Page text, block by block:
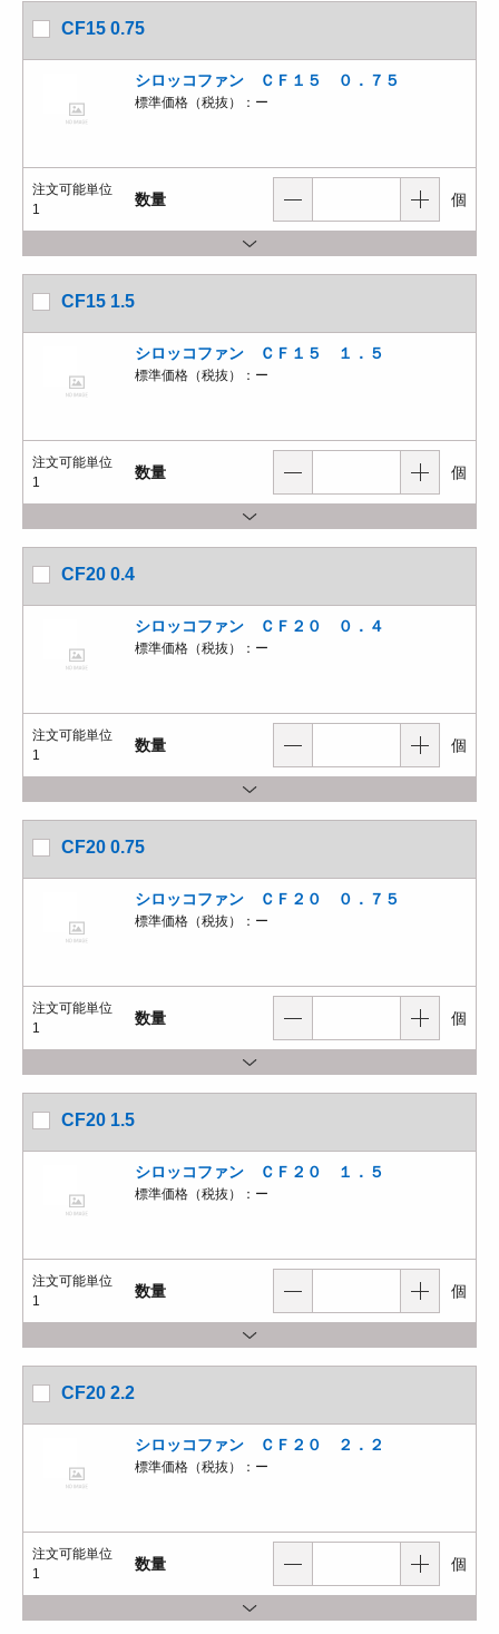
CF15 0.75
シロッコファン ＣＦ１５ ０．７５
標準価格（税抜）： ー
注文可能単位
1
数量 個
CF15 1.5
シロッコファン ＣＦ１５ １．５
標準価格（税抜）： ー
注文可能単位
1
数量 個
CF20 0.4
シロッコファン ＣＦ２０ ０．４
標準価格（税抜）： ー
注文可能単位
1
数量 個
CF20 0.75
シロッコファン ＣＦ２０ ０．７５
標準価格（税抜）： ー
注文可能単位
1
数量 個
CF20 1.5
シロッコファン ＣＦ２０ １．５
標準価格（税抜）： ー
注文可能単位
1
数量 個
CF20 2.2
シロッコファン ＣＦ２０ ２．２
標準価格（税抜）： ー
注文可能単位
1
数量 個